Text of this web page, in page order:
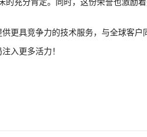
更具竞争力的技术服务，与全球客
入更多活力！